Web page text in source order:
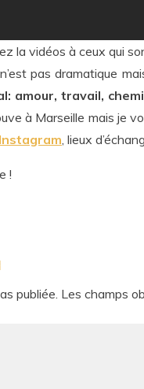
la vidéos à ceux qui
pas dramatique
amour, travail,
à Marseille mais je
Instagram , lieux
!
publiée. Les champs